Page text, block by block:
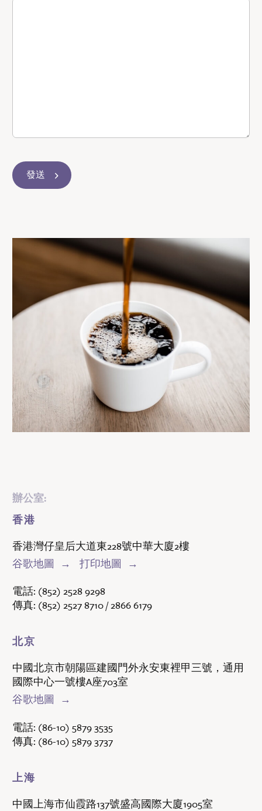
辦公室:
香港
香港灣仔皇后大道東228號中華大廈2樓
谷歌地圖
打印地圖
電話: (852) 2528 9298
傳真: (852) 2527 8710 / 2866 6179
北京
中國北京市朝陽區建國門外永安東裡甲三號，通用
國際中心一號樓A座703室
谷歌地圖
電話: (86-10) 5879 3535
傳真: (86-10) 5879 3737
上海
中國上海市仙霞路137號盛高國際大廈1905室